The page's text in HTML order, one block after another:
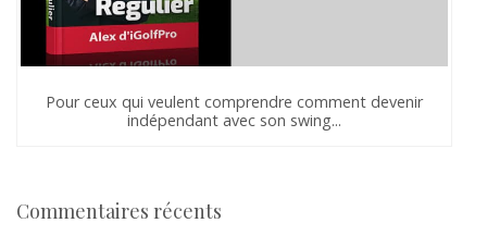
Pour ceux qui veulent comprendre comment devenir
indépendant avec son swing...
Commentaires récents